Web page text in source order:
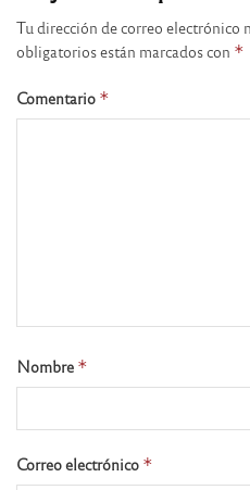
Tu dirección de correo electrónico
obligatorios están marcados con *
Comentario *
Nombre *
Correo electrónico *